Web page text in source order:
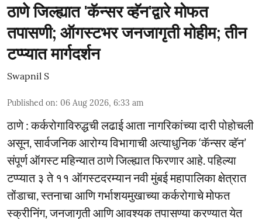
ठाणे जिल्ह्यात 'कॅन्सर व्हॅन'द्वारे मोफत
तपासणी; ऑगस्टभर जनजागृती मोहीम; तीन
टप्प्यात मार्गदर्शन
Swapnil S
Published on: 06 Aug 2026, 6:33 am
ठाणे : कर्करोगाविरुद्धची लढाई आता नागरिकांच्या दारी पोहोचली
असून, सार्वजनिक आरोग्य विभागाची अत्याधुनिक ‘कॅन्सर व्हॅन’
संपूर्ण ऑगस्ट महिन्यात ठाणे जिल्ह्यात फिरणार आहे. पहिल्या
टप्प्यात ३ ते ११ ऑगस्टदरम्यान नवी मुंबई महापालिका क्षेत्रात
तोंडाचा, स्तनाचा आणि गर्भाशयमुखाच्या कर्करोगाचे मोफत
स्क्रीनिंग, जनजागृती आणि आवश्यक तपासण्या करण्यात येत